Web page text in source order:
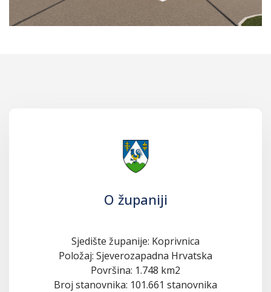
O županiji
Sjedište županije: Koprivnica
Položaj: Sjeverozapadna Hrvatska
Površina: 1.748 km2
Broj stanovnika: 101.661 stanovnika